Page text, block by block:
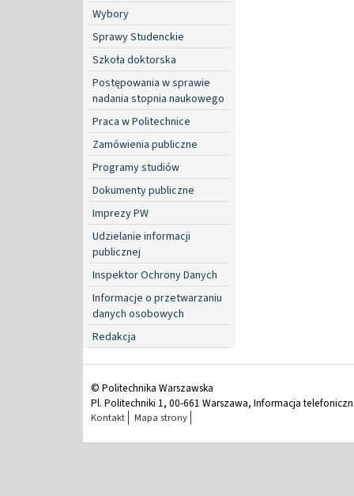
Wybory
Sprawy Studenckie
Szkoła doktorska
Postępowania w sprawie
nadania stopnia naukowego
Praca w Politechnice
Zamówienia publiczne
Programy studiów
Dokumenty publiczne
Imprezy PW
Udzielanie informacji
publicznej
Inspektor Ochrony Danych
Informacje o przetwarzaniu
danych osobowych
Redakcja
© Politechnika Warszawska
Pl. Politechniki 1, 00-661 Warszawa, Informacja
Kontakt Mapa strony